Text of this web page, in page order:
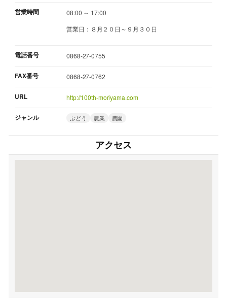
営業時間
08:00 ～ 17:00
営業日：８月２０日～９月３０日
電話番号 0868-27-0755
FAX番号 0868-27-0762
URL http://100th-moriyama.com
ジャンル ぶどう 農業 農園
アクセス